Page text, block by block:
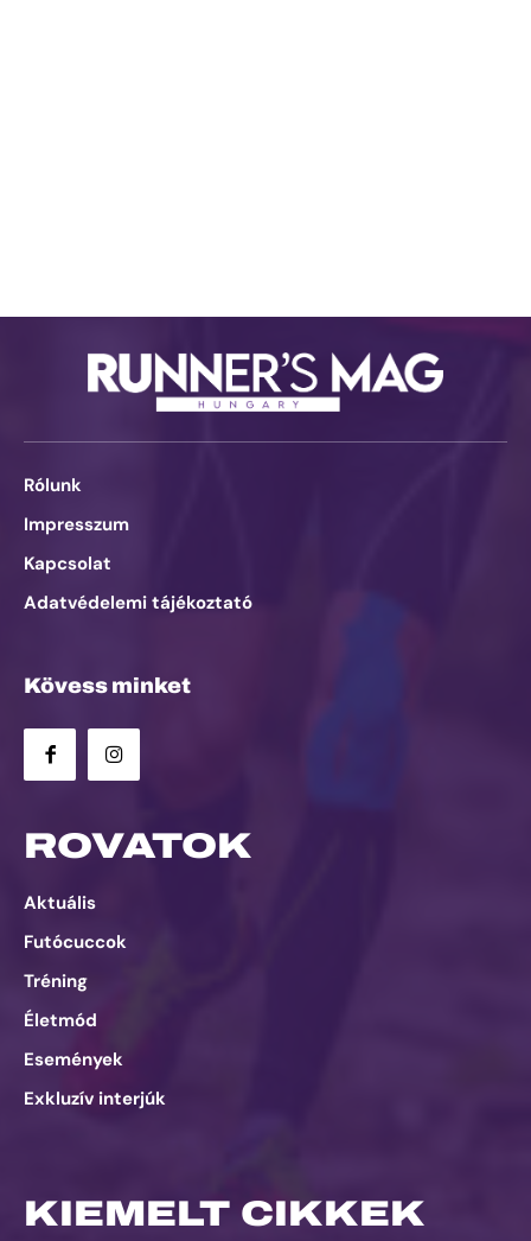
Rólunk
Impresszum
Kapcsolat
Adatvédelemi tájékoztató
Kövess minket
ROVATOK
Aktuális
Futócuccok
Tréning
Életmód
Események
Exkluzív interjúk
KIEMELT CIKKEK